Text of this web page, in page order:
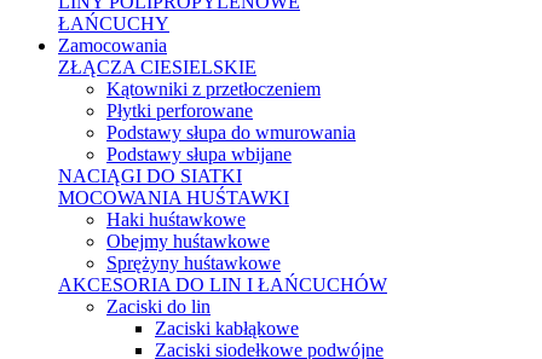
ŁAŃCUCHY
Zamocowania
ZŁĄCZA CIESIELSKIE
Kątowniki z przetłoczeniem
Płytki perforowane
Podstawy słupa do wmurowania
Podstawy słupa wbijane
NACIĄGI DO SIATKI
MOCOWANIA HUŚTAWKI
Haki huśtawkowe
Obejmy huśtawkowe
Sprężyny huśtawkowe
AKCESORIA DO LIN I ŁAŃCUCHÓW
Zaciski do lin
Zaciski kabłąkowe
Zaciski siodełkowe podwójne